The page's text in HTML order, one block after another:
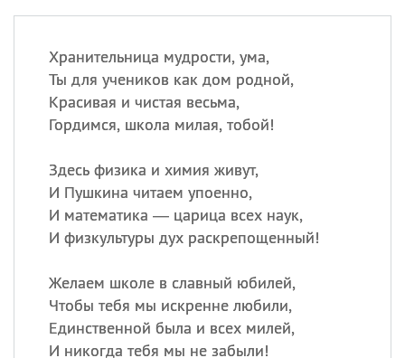
Хранительница мудрости, ума,
Ты для учеников как дом родной,
Красивая и чистая весьма,
Гордимся, школа милая, тобой!
Здесь физика и химия живут,
И Пушкина читаем упоенно,
И математика — царица всех наук,
И физкультуры дух раскрепощенный!
Желаем школе в славный юбилей,
Чтобы тебя мы искренне любили,
Единственной была и всех милей,
И никогда тебя мы не забыли!